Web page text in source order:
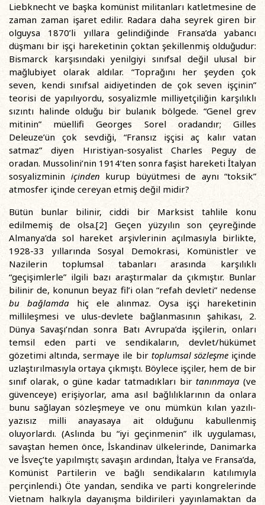
Liebknecht ve başka komünist militanları katletmesine de
zaman zaman işaret edilir. Radara daha seyrek giren bir
olguysa 1870’li yıllara gelindiğinde Fransa’da yabancı
düşmanı bir işçi hareketinin çoktan şekillenmiş olduğudur:
Bismarck karşısındaki yenilgiyi sınıfsal değil ulusal bir
mağlubiyet olarak aldılar. “Toprağını her şeyden çok
seven, kendi sınıfsal aidiyetinden de çok seven işçinin”
teorisi de yapılıyordu, sosyalizmle milliyetçiliğin karşılıklı
sızıntı halinde olduğu bir bulanık bölgede. “Genel grev
mitinin” müellifi Georges Sorel oradandır; Gilles
Deleuze’ün çok sevdiği, “Fransız işçisi aç kalır vatan
satmaz” diyen Hıristiyan-sosyalist Charles Peguy de
oradan. Mussolini’nin 1914’ten sonra faşist hareketi İtalyan
sosyalizminin içinden kurup büyütmesi de aynı “toksik”
atmosfer içinde cereyan etmiş değil midir?
Bütün bunlar bilinir, ciddi bir Marksist tahlile konu
edilmemiş de olsa.[2] Geçen yüzyılın son çeyreğinde
Almanya’da sol hareket arşivlerinin açılmasıyla birlikte,
1928-33 yıllarında Sosyal Demokrasi, Komünistler ve
Nazilerin toplumsal tabanları arasında karşılıklı
“geçişimlerle” ilgili bazı araştırmalar da çıkmıştır. Bunlar
bilinir de, konunun beyaz fil’i olan “refah devleti” nedense
bu bağlamdahiç ele alınmaz. Oysa işçi hareketinin
millileşmesi ve ulus-devlete bağlanmasının şahikası, 2.
Dünya Savaşı’ndan sonra Batı Avrupa’da işçilerin, onları
temsil eden parti ve sendikaların, devlet/hükümet
gözetimi altında, sermaye ile bir toplumsal sözleşmeiçinde
uzlaştırılmasıyla ortaya çıkmıştı. Böylece işçiler, hem de bir
sınıf olarak, o güne kadar tatmadıkları bir tanınmaya(ve
güvenceye) erişiyorlar, ama asıl bağlılıklarının da onlara
bunu sağlayan sözleşmeye ve onu mümkün kılan yazılı-
yazısız milli anayasaya ait olduğunu kabullenmiş
oluyorlardı. (Aslında bu “iyi geçinmenin” ilk uygulaması,
savaştan hemen önce, İskandinav ülkelerinde, Danimarka
ve İsveç’te yapılmıştı; savaşın ardından, İtalya ve Fransa’da,
Komünist Partilerin ve bağlı sendikaların katılımıyla
perçinlendi.) Öte yandan, sendika ve parti kongrelerinde
Vietnam halkıyla dayanışma bildirileri yayınlamaktan da